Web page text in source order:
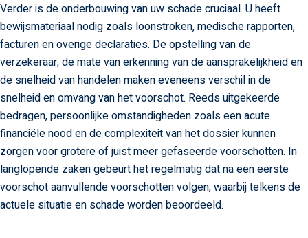
Verder is de onderbouwing van uw schade cruciaal. U heeft
bewijsmateriaal nodig zoals loonstroken, medische rapporten,
facturen en overige declaraties. De opstelling van de
verzekeraar, de mate van erkenning van de aansprakelijkheid en
de snelheid van handelen maken eveneens verschil in de
snelheid en omvang van het voorschot. Reeds uitgekeerde
bedragen, persoonlijke omstandigheden zoals een acute
financiële nood en de complexiteit van het dossier kunnen
zorgen voor grotere of juist meer gefaseerde voorschotten. In
langlopende zaken gebeurt het regelmatig dat na een eerste
voorschot aanvullende voorschotten volgen, waarbij telkens de
actuele situatie en schade worden beoordeeld.